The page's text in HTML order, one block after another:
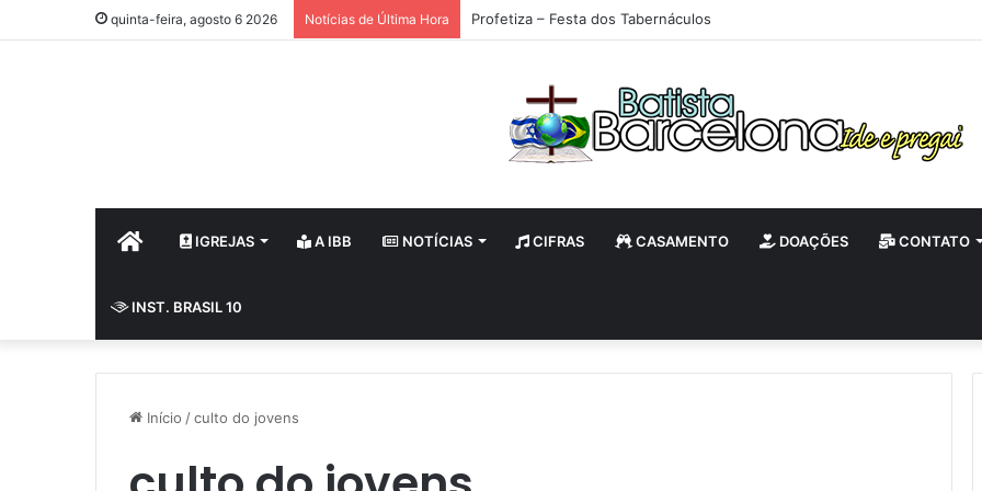
quinta-feira, agosto 6 2026 Notícias de Última Hora Profetiza – Festa dos Tabernáculos
HOME IGREJAS A IBB NOTÍCIAS CIFRAS CASAMENTO DOAÇÕES CONTATO
INST. BRASIL 10
Início /culto do jovens